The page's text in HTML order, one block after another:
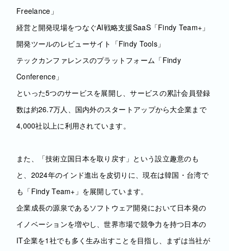
Freelance」
経営と開発現場をつなぐAI戦略支援SaaS「Findy Team+」
開発ツールのレビューサイト「Findy Tools」
テックカンファレンスのプラットフォーム「Findy
Conference」
といった5つのサービスを展開し、サービスの累計会員登録
数は約26.7万人、国内外のスタートアップから大企業まで
4,000社以上に利用されています。
また、「技術立国日本を取り戻す」という設立趣意のも
と、2024年のインド進出を皮切りに、現在は韓国・台湾で
も「Findy Team+」を展開しています。
企業成長の源泉であるソフトウェア開発において日本発の
イノベーションを増やし、世界市場で競争力を持つ日本の
IT企業を1社でも多く生み出すことを目指し、まずは当社が